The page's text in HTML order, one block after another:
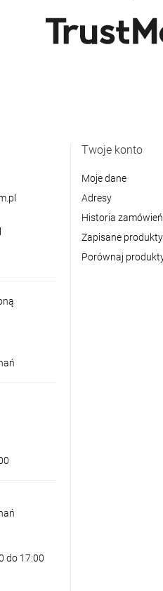
do 17:00
Twoje konto
Moje dane
Adresy
Historia zamówień
Zapisane produkty
Porównaj